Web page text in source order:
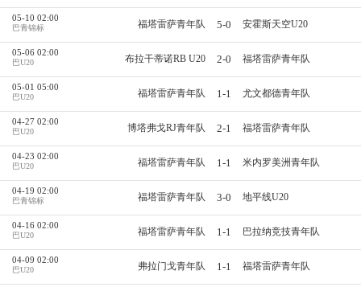
05-10 02:00
巴青锦标 福塔雷萨青年队 5-0 安霍斯天空U20
05-06 02:00
巴U20 布拉干蒂诺RB U20 2-0 福塔雷萨青年队
05-01 05:00
巴U20 福塔雷萨青年队 1-1 尤文都德青年队
04-27 02:00
巴U20 博塔弗戈RJ青年队 2-1 福塔雷萨青年队
04-23 02:00
巴U20 福塔雷萨青年队 1-1 米内罗美洲青年队
04-19 02:00
巴青锦标 福塔雷萨青年队 3-0 地平线U20
04-16 02:00
巴U20 福塔雷萨青年队 1-1 巴拉纳竞技青年队
04-09 02:00
巴U20 弗拉门戈青年队 1-1 福塔雷萨青年队